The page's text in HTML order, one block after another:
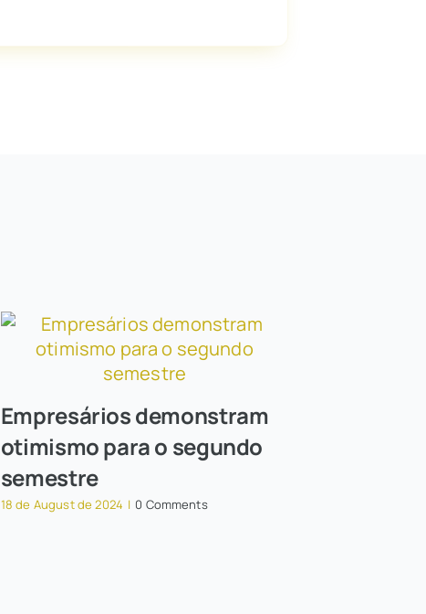
Empresários demonstram
otimismo para o segundo
semestre
18 de August de 2024 | 0 Comments